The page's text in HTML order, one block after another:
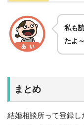
私も
たよ
まとめ
結婚相談所って登録